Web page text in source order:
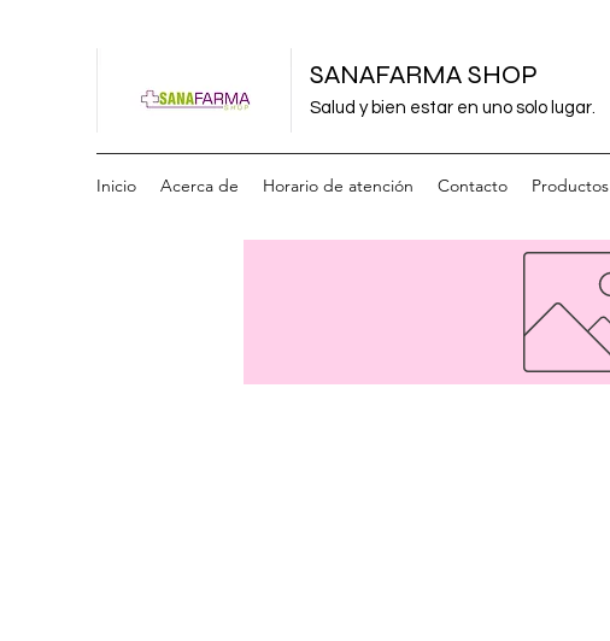
SANAFARMA SHOP
Salud y bien estar en uno solo lugar.
Inicio Acerca de Horario de atención Contacto Productos